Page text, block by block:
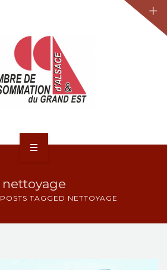
nettoyage
POSTS TAGGED NETTOYAGE